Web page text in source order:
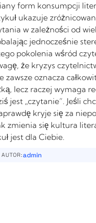
form konsumpcji
ukazuje
w zależności od
jednocześnie
pokolenia wśród
że kryzys
zawsze oznacza
lecz raczej wymaga
jest „czytanie”. Jeśli
kryje się za
zmienia się kultura
jest dla Ciebie.
AUTOR:admin